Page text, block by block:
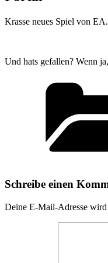
Krasse neues Spiel von
Und hats gefallen? Wenn
Schreibe einen
Deine E-Mail-Adresse